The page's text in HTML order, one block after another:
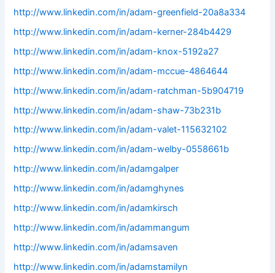
http://www.linkedin.com/in/adam-greenfield-20a8a334
http://www.linkedin.com/in/adam-kerner-284b4429
http://www.linkedin.com/in/adam-knox-5192a27
http://www.linkedin.com/in/adam-mccue-4864644
http://www.linkedin.com/in/adam-ratchman-5b904719
http://www.linkedin.com/in/adam-shaw-73b231b
http://www.linkedin.com/in/adam-valet-115632102
http://www.linkedin.com/in/adam-welby-0558661b
http://www.linkedin.com/in/adamgalper
http://www.linkedin.com/in/adamghynes
http://www.linkedin.com/in/adamkirsch
http://www.linkedin.com/in/adammangum
http://www.linkedin.com/in/adamsaven
http://www.linkedin.com/in/adamstamilyn